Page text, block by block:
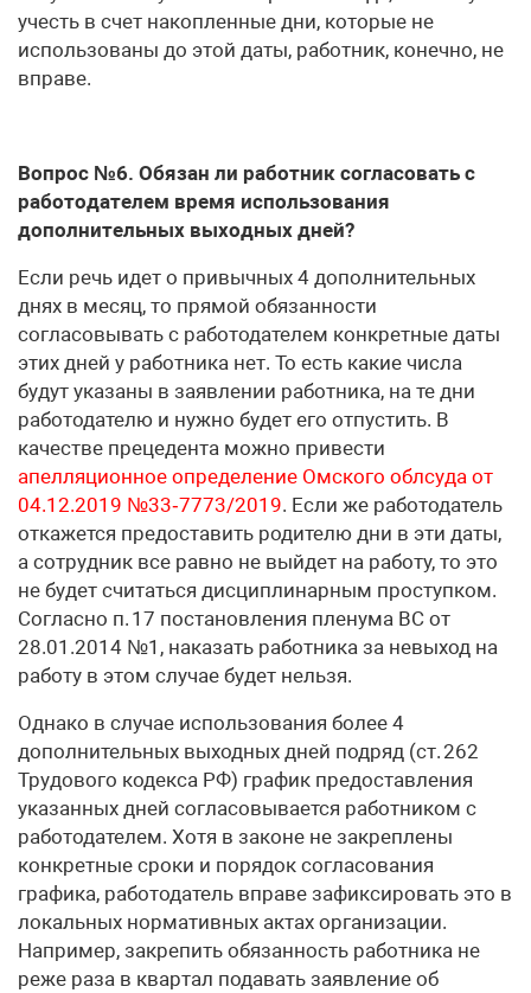
учесть в счет накопленные дни, которые не
использованы до этой даты, работник, конечно, не
вправе.
Вопрос №6. Обязан ли работник согласовать с
работодателем время использования
дополнительных выходных дней?
Если речь идет о привычных 4 дополнительных
днях в месяц, то прямой обязанности
согласовывать с работодателем конкретные даты
этих дней у работника нет. То есть какие числа
будут указаны в заявлении работника, на те дни
работодателю и нужно будет его отпустить. В
качестве прецедента можно привести
апелляционное определение Омского облсуда от
04.12.2019 №33‑7773/2019. Если же работодатель
откажется предоставить родителю дни в эти даты,
а сотрудник все равно не выйдет на работу, то это
не будет считаться дисциплинарным проступком.
Согласно п. 17 постановления пленума ВС от
28.01.2014 №1, наказать работника за невыход на
работу в этом случае будет нельзя.
Однако в случае использования более 4
дополнительных выходных дней подряд (ст. 262
Трудового кодекса РФ) график предоставления
указанных дней согласовывается работником с
работодателем. Хотя в законе не закреплены
конкретные сроки и порядок согласования
графика, работодатель вправе зафиксировать это в
локальных нормативных актах организации.
Например, закрепить обязанность работника не
реже раза в квартал подавать заявление об